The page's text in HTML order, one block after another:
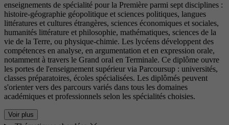
enseignements de spécialité pour la Première parmi sept disciplines :
histoire-géographie géopolitique et sciences politiques, langues
littératures et cultures étrangères, sciences économiques et sociales,
humanités littérature et philosophie, mathématiques, sciences de la
vie de la Terre, ou physique-chimie. Les lycéens développent des
compétences en analyse, en argumentation et en expression orale,
notamment à travers le Grand oral en Terminale. Ce diplôme ouvre
les portes de l'enseignement supérieur via Parcoursup : universités,
classes préparatoires, écoles spécialisées. Les diplômés peuvent
s'orienter vers des parcours variés dans tous les domaines
académiques et professionnels selon les spécialités choisies.
Voir plus